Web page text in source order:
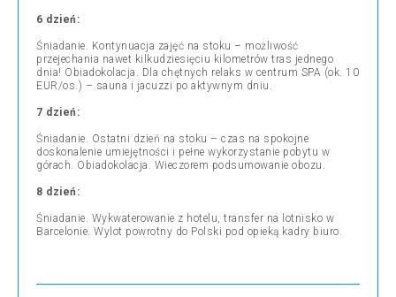
6 dzień:
Śniadanie. Kontynuacja zajęć na stoku – możliwość
przejechania nawet kilkudziesięciu kilometrów tras jednego
dnia! Obiadokolacja. Dla chętnych relaks w centrum SPA (ok. 10
EUR/os.) – sauna i jacuzzi po aktywnym dniu.
7 dzień:
Śniadanie. Ostatni dzień na stoku – czas na spokojne
doskonalenie umiejętności i pełne wykorzystanie pobytu w
górach. Obiadokolacja. Wieczorem podsumowanie obozu.
8 dzień:
Śniadanie. Wykwaterowanie z hotelu, transfer na lotnisko w
Barcelonie. Wylot powrotny do Polski pod opieką kadry biuro.